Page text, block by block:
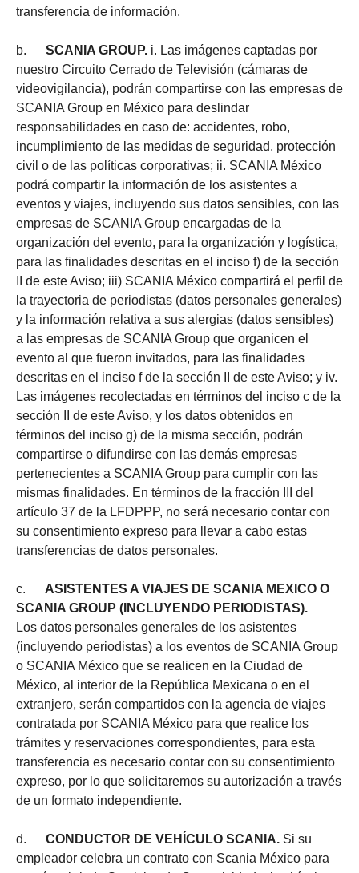
transferencia de información.
b. SCANIA GROUP. i. Las imágenes captadas por
nuestro Circuito Cerrado de Televisión (cámaras de
videovigilancia), podrán compartirse con las empresas de
SCANIA Group en México para deslindar
responsabilidades en caso de: accidentes, robo,
incumplimiento de las medidas de seguridad, protección
civil o de las políticas corporativas; ii. SCANIA México
podrá compartir la información de los asistentes a
eventos y viajes, incluyendo sus datos sensibles, con las
empresas de SCANIA Group encargadas de la
organización del evento, para la organización y logística,
para las finalidades descritas en el inciso f) de la sección
II de este Aviso; iii) SCANIA México compartirá el perfil de
la trayectoria de periodistas (datos personales generales)
y la información relativa a sus alergias (datos sensibles)
a las empresas de SCANIA Group que organicen el
evento al que fueron invitados, para las finalidades
descritas en el inciso f de la sección II de este Aviso; y iv.
Las imágenes recolectadas en términos del inciso c de la
sección II de este Aviso, y los datos obtenidos en
términos del inciso g) de la misma sección, podrán
compartirse o difundirse con las demás empresas
pertenecientes a SCANIA Group para cumplir con las
mismas finalidades. En términos de la fracción III del
artículo 37 de la LFDPPP, no será necesario contar con
su consentimiento expreso para llevar a cabo estas
transferencias de datos personales.
c. ASISTENTES A VIAJES DE SCANIA MEXICO O
SCANIA GROUP (INCLUYENDO PERIODISTAS).
Los datos personales generales de los asistentes
(incluyendo periodistas) a los eventos de SCANIA Group
o SCANIA México que se realicen en la Ciudad de
México, al interior de la República Mexicana o en el
extranjero, serán compartidos con la agencia de viajes
contratada por SCANIA México para que realice los
trámites y reservaciones correspondientes, para esta
transferencia es necesario contar con su consentimiento
expreso, por lo que solicitaremos su autorización a través
de un formato independiente.
d. CONDUCTOR DE VEHÍCULO SCANIA. Si su
empleador celebra un contrato con Scania México para